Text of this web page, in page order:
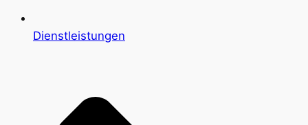
Dienstleistungen